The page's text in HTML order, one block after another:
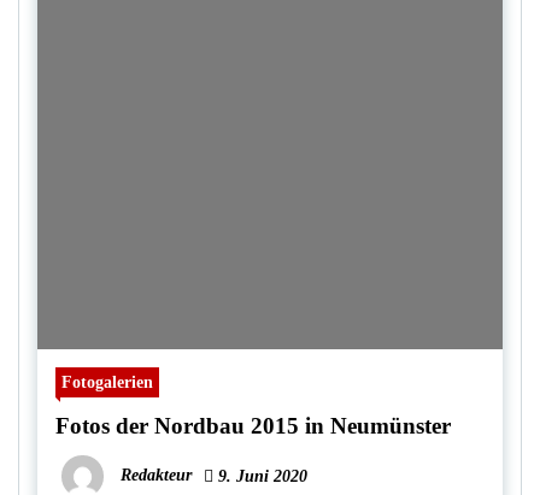
Fotogalerien
Fotos der Nordbau 2015 in Neumünster
Redakteur 9. Juni 2020